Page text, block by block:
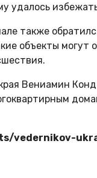
удалось
также
объекты могут
Вениамин
vedernikov-